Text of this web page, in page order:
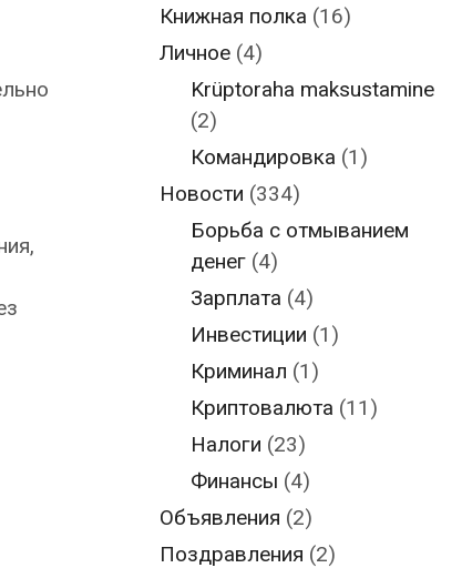
Книжная полка (16)
Личное(4)
Krüptoraha maksustamine
(2)
Командировка (1)
Новости (334)
Борьба с отмыванием
денег (4)
Зарплата (4)
Инвестиции (1)
Криминал (1)
Криптовалюта (11)
Налоги (23)
Финансы (4)
Объявления (2)
Поздравления (2)